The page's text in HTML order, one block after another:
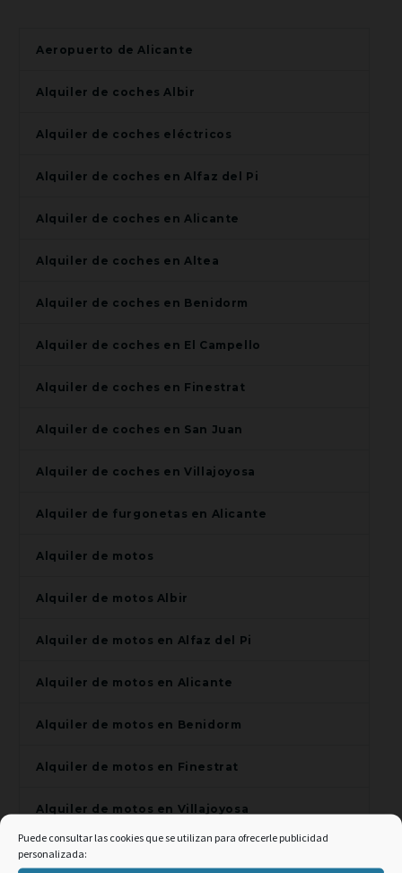
Puede consultar las cookies que se utilizan para ofrecerle publicidad
personalizada:
Aeropuerto de Alicante
Alquiler de coches Albir
Alquiler de coches eléctricos
Alquiler de coches en Alfaz del Pi
Alquiler de coches en Alicante
Alquiler de coches en Altea
Alquiler de coches en Benidorm
Alquiler de coches en El Campello
Alquiler de coches en Finestrat
Alquiler de coches en San Juan
Alquiler de coches en Villajoyosa
Alquiler de furgonetas en Alicante
Alquiler de motos
Alquiler de motos Albir
Alquiler de motos en Alfaz del Pi
Alquiler de motos en Alicante
Alquiler de motos en Benidorm
Alquiler de motos en Finestrat
Alquiler de motos en Villajoyosa
Alquiler de scooters en Alfaz del Pi